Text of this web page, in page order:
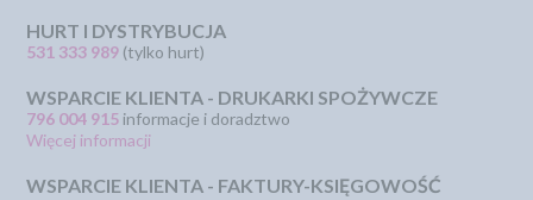
HURT I DYSTRYBUCJA
531 333 989 (tylko hurt)
WSPARCIE KLIENTA - DRUKARKI SPOŻYWCZE
796 004 915 informacje i doradztwo
Więcej informacji
WSPARCIE KLIENTA - FAKTURY-KSIĘGOWOŚĆ